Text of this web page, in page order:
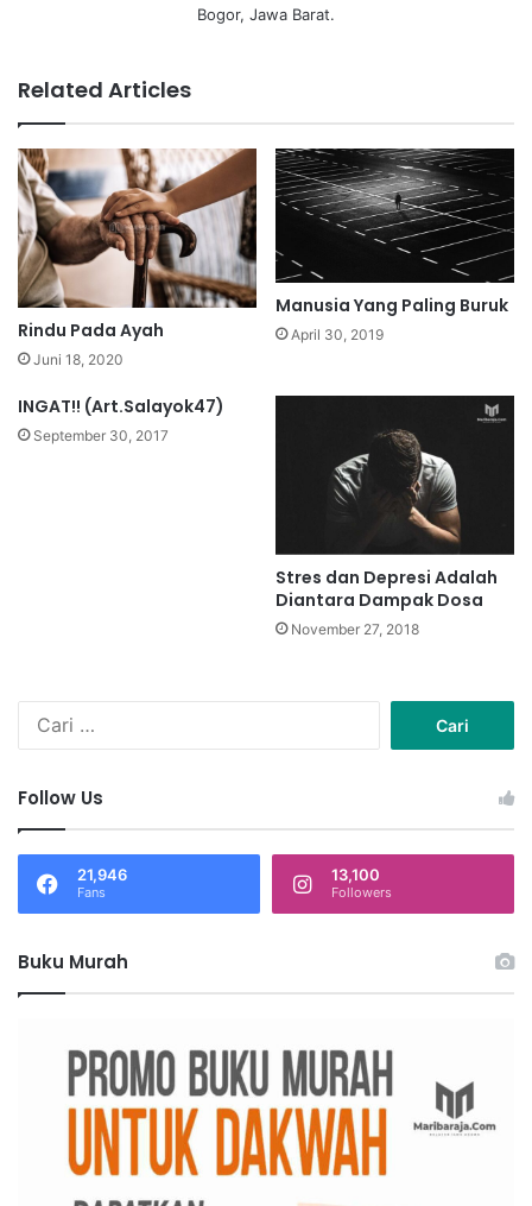
Bogor, Jawa Barat.
Related Articles
Rindu Pada Ayah
Juni 18, 2020
Manusia Yang Paling Buruk
April 30, 2019
INGAT!! (Art.Salayok47)
September 30, 2017
Stres dan Depresi Adalah
Diantara Dampak Dosa
November 27, 2018
u
k
Follow Us
21,946
Fans
13,100
Followers
Buku Murah